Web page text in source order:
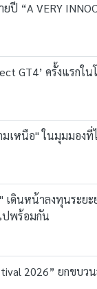
ปี “A VERY
GT4’ ครั้งแรกใ
เหนือ" ในมุมมอง
ดินหน้าลงทุนระย
ปพร้อมกัน
2026” ยกข